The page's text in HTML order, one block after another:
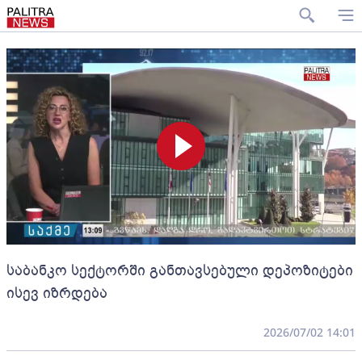
საბანკო სექტორში განთავსებული დეპოზიტები
ისევ იზრდება
2026/07/02 14:01